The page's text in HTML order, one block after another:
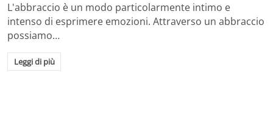
L'abbraccio è un modo particolarmente intimo e
intenso di esprimere emozioni. Attraverso un abbraccio
possiamo…
Leggi di più